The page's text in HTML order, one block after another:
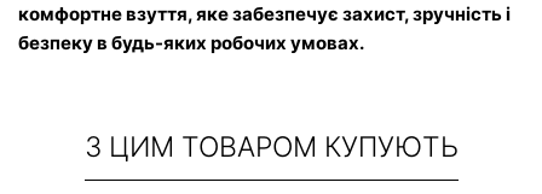
комфортне взуття, яке забезпечує захист, зручність і
безпеку в будь-яких робочих умовах.
З ЦИМ ТОВАРОМ КУПУЮТЬ